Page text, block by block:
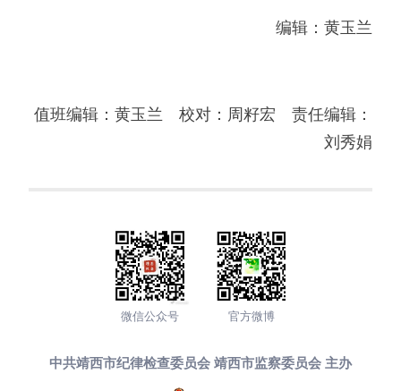
编辑：黄玉兰
值班编辑：黄玉兰 校对：周籽宏 责任编辑：
刘秀娟
微信公众号 官方微博
中共靖西市纪律检查委员会 靖西市监察委员会 主办